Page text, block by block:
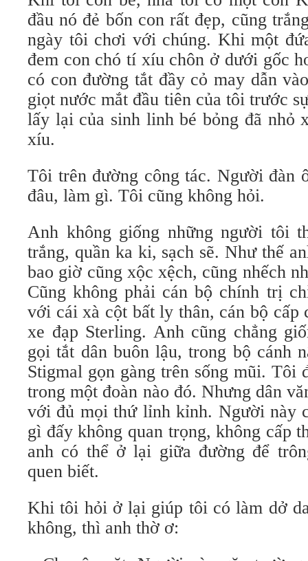
đầu nó đẻ bốn con rất đẹp, cũng
ngày tôi chơi với chúng. Khi một
đem con chó tí xíu chôn ở dưới gốc
có con đường tắt đầy cỏ may dẫn
giọt nước mắt đầu tiên của tôi trước
lấy lại của sinh linh bé bỏng đã nhỏ
xíu.
Tôi trên đường công tác. Người đàn
đâu, làm gì. Tôi cũng không hỏi.
Anh không giống những người tôi
trắng, quần ka ki, sạch sẽ. Như thế
bao giờ cũng xộc xệch, cũng nhếch
Cũng không phải cán bộ chính trị
với cái xà cột bất ly thân, cán bộ cấp
xe đạp Sterling. Anh cũng chẳng
gọi tắt dân buôn lậu, trong bộ cánh
Stigmal gọn gàng trên sống mũi. Tôi
trong một đoàn nào đó. Nhưng dân
với đủ mọi thứ lỉnh kỉnh. Người này
gì đấy không quan trọng, không cấp
anh có thể ở lại giữa đường để
quen biết.
Khi tôi hỏi ở lại giúp tôi có làm dở
không, thì anh thờ ơ: